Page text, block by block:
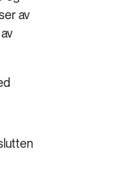
av